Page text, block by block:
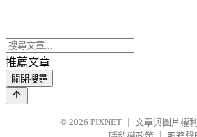
推薦文章
關閉搜尋
© 2026 PIXNET
文章與圖片權